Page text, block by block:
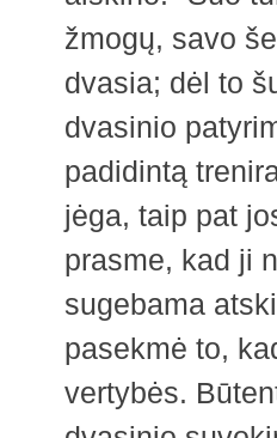
žmogų, savo
dvasia; dėl to
dvasinio
padidintą
jėga, taip pat
prasme, kad ji
sugebama
pasekmė to,
vertybės.